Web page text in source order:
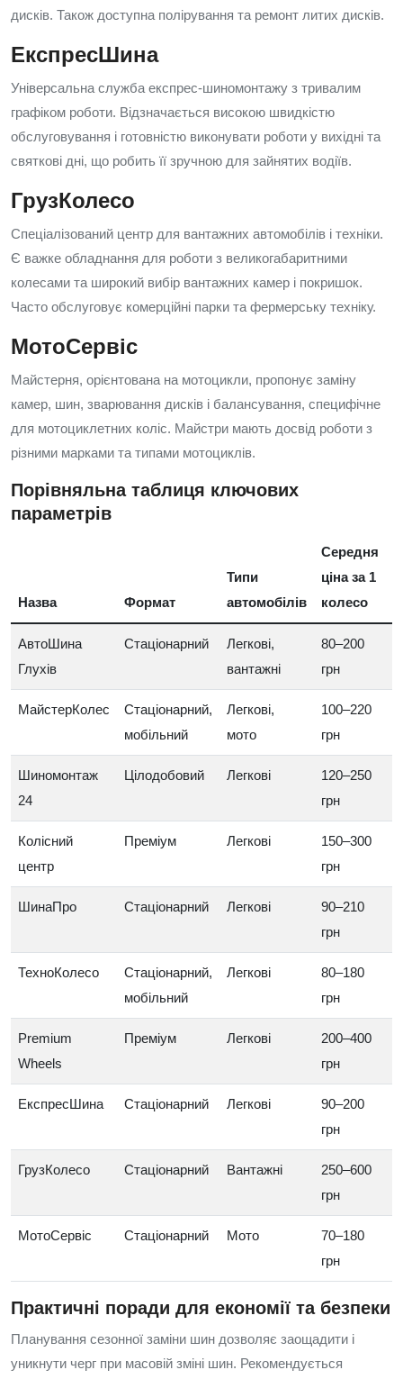
дисків. Також доступна полірування та ремонт литих дисків.
ЕкспресШина
Універсальна служба експрес-шиномонтажу з тривалим
графіком роботи. Відзначається високою швидкістю
обслуговування і готовністю виконувати роботи у вихідні та
святкові дні, що робить її зручною для зайнятих водіїв.
ГрузКолесо
Спеціалізований центр для вантажних автомобілів і техніки.
Є важке обладнання для роботи з великогабаритними
колесами та широкий вибір вантажних камер і покришок.
Часто обслуговує комерційні парки та фермерську техніку.
МотоСервіс
Майстерня, орієнтована на мотоцикли, пропонує заміну
камер, шин, зварювання дисків і балансування, специфічне
для мотоциклетних коліс. Майстри мають досвід роботи з
різними марками та типами мотоциклів.
Порівняльна таблиця ключових
параметрів
Назва Формат
Типи
автомобілів
Середня
ціна за 1
колесо
АвтоШина
Глухів
Стаціонарний
Легкові,
вантажні
80–200
грн
МайстерКолес
Стаціонарний,
мобільний
Легкові,
мото
100–220
грн
Шиномонтаж
24
Цілодобовий Легкові
120–250
грн
Колісний
центр
Преміум Легкові
150–300
грн
ШинаПро Стаціонарний Легкові
90–210
грн
ТехноКолесо
Стаціонарний,
мобільний
Легкові
80–180
грн
Premium
Wheels
Преміум Легкові
200–400
грн
ЕкспресШина Стаціонарний Легкові
90–200
грн
ГрузКолесо Стаціонарний Вантажні
250–600
грн
МотоСервіс Стаціонарний Мото
70–180
грн
Практичні поради для економії та безпеки
Планування сезонної заміни шин дозволяє заощадити і
уникнути черг при масовій зміні шин. Рекомендується